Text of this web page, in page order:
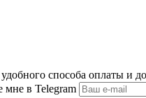
способа оплаты и
в Telegram